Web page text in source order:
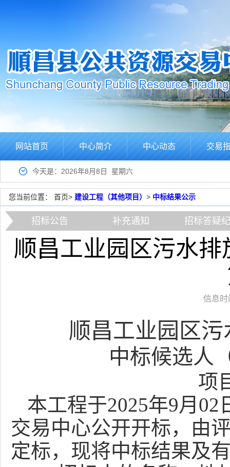
网站首页 中心简介 中心动态 交易
今天是：2026年8月8日 星期六
您当前位置： 首页> 建设工程（其他项目） > 中标结果公示
招标公告 补充通知 招标答疑
顺昌工业园区污水
信息时
顺昌工业园区
中标候选人
项
本工程于2025年9月 02
交易中心公开开标，由
定标， 现将中标结果及